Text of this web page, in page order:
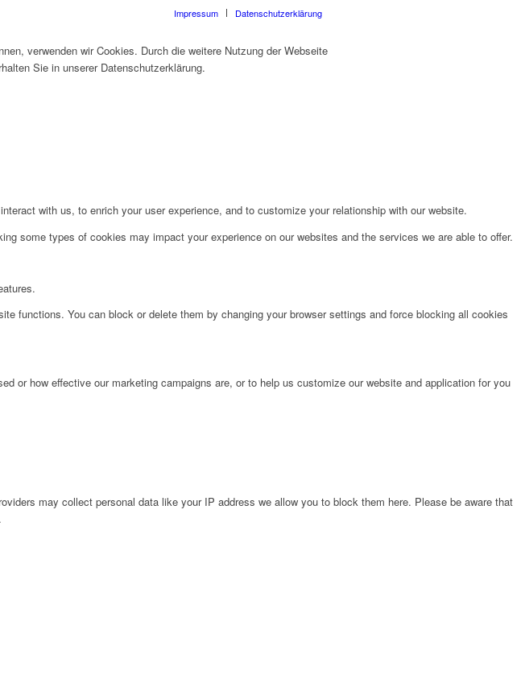
Impressum Datenschutzerklärung
verwenden wir Cookies. Durch die weitere Nutzung der Webseite
Sie in unserer Datenschutzerklärung.
with us, to enrich your user experience, and to customize your relationship with our website.
some types of cookies may impact your experience on our websites and the services we are able to offer.
functions. You can block or delete them by changing your browser settings and force blocking all cookies
or how effective our marketing campaigns are, or to help us customize our website and application for you
may collect personal data like your IP address we allow you to block them here. Please be aware that